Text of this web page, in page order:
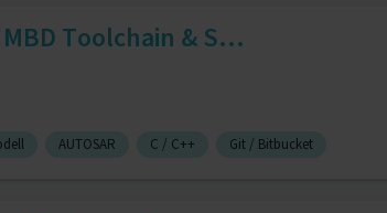
Toolchain & S...
AUTOSAR C / C++ Git / Bitbucket